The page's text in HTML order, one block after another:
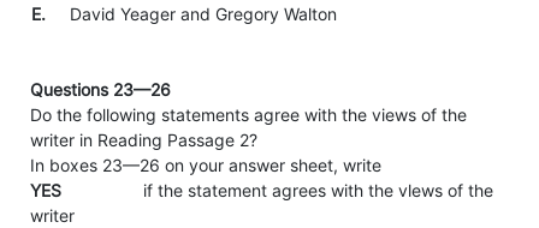
E. David Yeager and Gregory Walton
Questions 23—26
Do the following statements agree with the views of the
writer in Reading Passage 2?
In boxes 23—26 on your answer sheet, write
YES if the statement agrees with the vlews of the
writer